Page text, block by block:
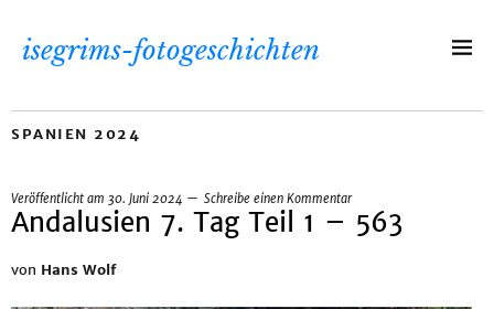
isegrims-fotogeschichten
SPANIEN 2024
Veröffentlicht am 30. Juni 2024 Schreibe einen Kommentar
Andalusien 7. Tag Teil 1 – 563
von Hans Wolf